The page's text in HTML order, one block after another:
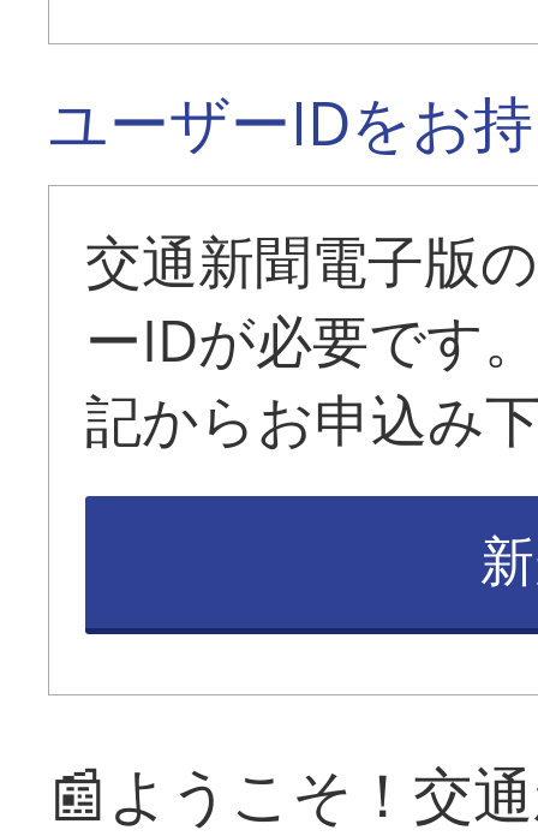
ユーザーIDをお
交通新聞電子版
ーIDが必要です
記からお申込み
📰ようこそ！交